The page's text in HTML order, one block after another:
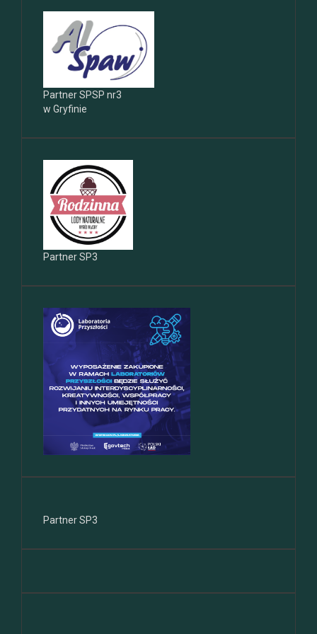
Partner SPSP nr3
w Gryfinie
Partner SP3
Partner SP3